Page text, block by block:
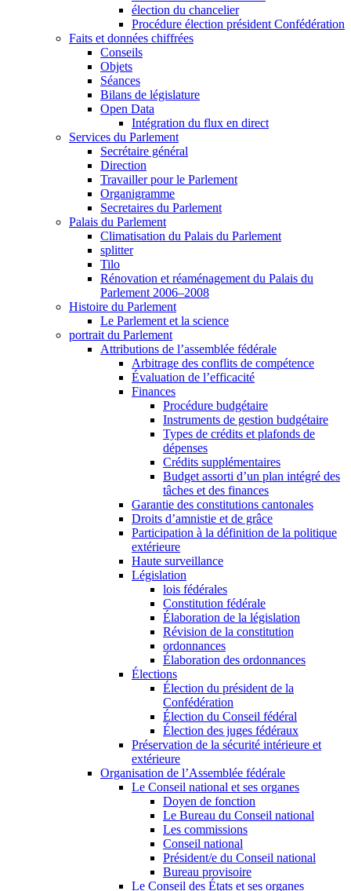
élection du chancelier
Procédure élection président Confédération
Faits et données chiffrées
Conseils
Objets
Séances
Bilans de législature
Open Data
Intégration du flux en direct
Services du Parlement
Secrétaire général
Direction
Travailler pour le Parlement
Organigramme
Secretaires du Parlement
Palais du Parlement
Climatisation du Palais du Parlement
splitter
Tilo
Rénovation et réaménagement du Palais du
Parlement 2006–2008
Histoire du Parlement
Le Parlement et la science
portrait du Parlement
Attributions de l’assemblée fédérale
Arbitrage des conflits de compétence
Évaluation de l’efficacité
Finances
Procédure budgétaire
Instruments de gestion budgétaire
Types de crédits et plafonds de
dépenses
Crédits supplémentaires
Budget assorti d’un plan intégré des
tâches et des finances
Garantie des constitutions cantonales
Droits d’amnistie et de grâce
Participation à la définition de la politique
extérieure
Haute surveillance
Législation
lois fédérales
Constitution fédérale
Élaboration de la législation
Révision de la constitution
ordonnances
Élaboration des ordonnances
Élections
Élection du président de la
Confédération
Élection du Conseil fédéral
Élection des juges fédéraux
Préservation de la sécurité intérieure et
extérieure
Organisation de l’Assemblée fédérale
Le Conseil national et ses organes
Doyen de fonction
Le Bureau du Conseil national
Les commissions
Conseil national
Président/e du Conseil national
Bureau provisoire
Le Conseil des États et ses organes